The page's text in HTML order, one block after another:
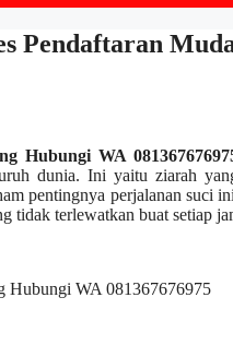
Pendaftaran
Hubungi WA
dunia. Ini yaitu ziarah
pentingnya perjalanan suci
tidak terlewatkan buat setiap